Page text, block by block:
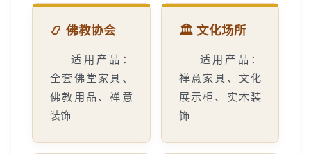
📿 佛教协会
适用产品：
全套佛堂家具、
佛教用品、禅意
装饰
🏛️ 文化场所
适用产品：
禅意家具、文化
展示柜、实木装
饰